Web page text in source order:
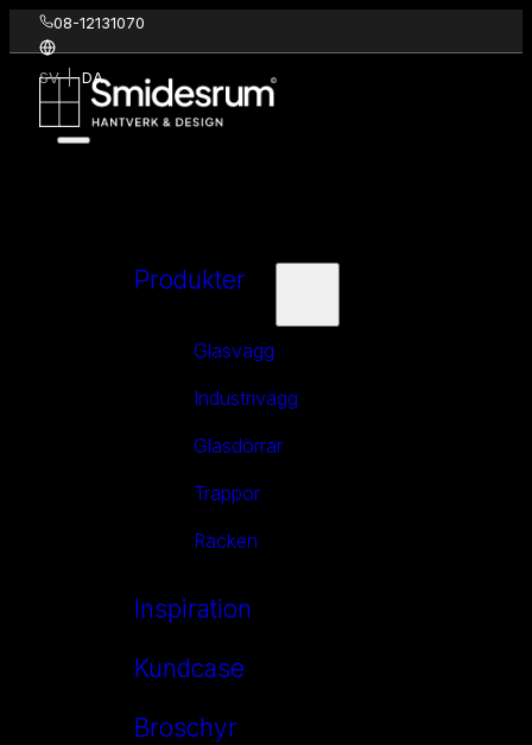
08-12131070
SV DA
Produkter
Glasvägg
Industrivägg
Glasdörrar
Trappor
Räcken
Inspiration
Kundcase
Broschyr